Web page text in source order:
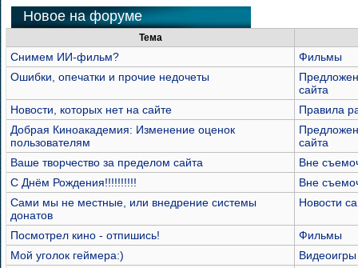
Новое на форуме
Тема
Снимем ИИ-фильм?
Фильмы
Ошибки, опечатки и прочие недочеты
сайта
Новости, которых нет на сайте
Правила
Добрая Киноакадемия: Изменение оценок
пользователям
сайта
Ваше творчество за пределом сайта
Вне
С Днём Рождения!!!!!!!!!!
Вне
Сами мы не местные, или внедрение системы
донатов
Новости
Посмотрел кино - отпишись!
Фильмы
Мой уголок геймера:)
Видеоигры